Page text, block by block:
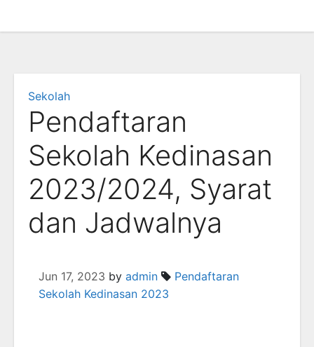
Sekolah
Pendaftaran
Sekolah Kedinasan
2023/2024, Syarat
dan Jadwalnya
Jun 17, 2023 by admin
Pendaftaran
Sekolah Kedinasan 2023